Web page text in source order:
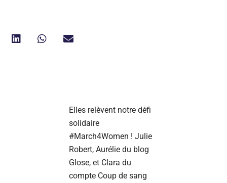
Elles relèvent notre défi
solidaire
#March4Women ! Julie
Robert, Aurélie du blog
Glose, et Clara du
compte Coup de sang